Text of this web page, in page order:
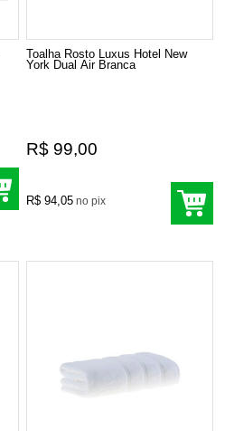
Toalha Rosto Luxus Hotel New
York Dual Air Branca
R$ 99,00
R$ 94,05 no pix